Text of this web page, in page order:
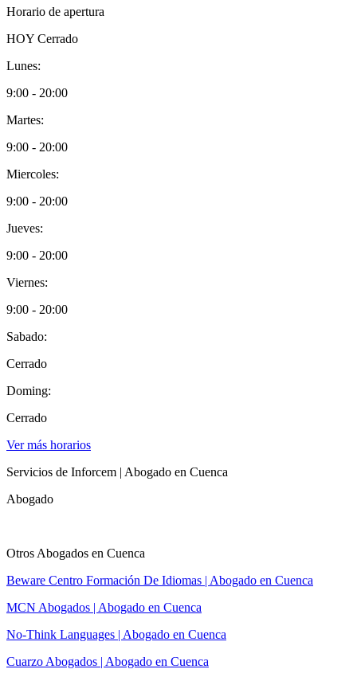
Horario de apertura
HOY Cerrado
Lunes:
9:00 - 20:00
Martes:
9:00 - 20:00
Miercoles:
9:00 - 20:00
Jueves:
9:00 - 20:00
Viernes:
9:00 - 20:00
Sabado:
Cerrado
Doming:
Cerrado
Ver más horarios
Servicios de Inforcem | Abogado en Cuenca
Abogado
Otros Abogados en Cuenca
Beware Centro Formación De Idiomas | Abogado en Cuenca
MCN Abogados | Abogado en Cuenca
No-Think Languages | Abogado en Cuenca
Cuarzo Abogados | Abogado en Cuenca